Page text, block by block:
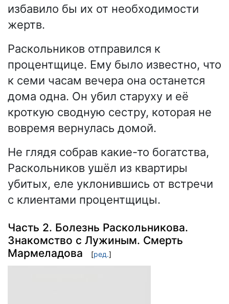
избавило бы их от необходимости
жертв.
Раскольников отправился к
процентщице. Ему было известно, что
к семи часам вечера она останется
дома одна. Он убил старуху и её
кроткую сводную сестру, которая не
вовремя вернулась домой.
Не глядя собрав какие-то богатства,
Раскольников ушёл из квартиры
убитых, еле уклонившись от встречи
с клиентами процентщицы.
Часть 2. Болезнь Раскольникова.
Знакомство с Лужиным. Смерть
Мармеладова
[ред.]